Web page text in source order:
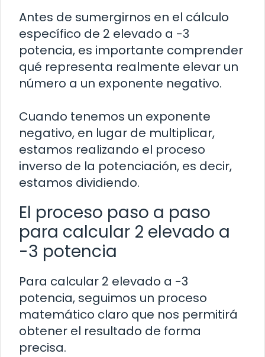
Antes de sumergirnos en el cálculo
específico de 2 elevado a -3
potencia, es importante comprender
qué representa realmente elevar un
número a un exponente negativo.
Cuando tenemos un exponente
negativo, en lugar de multiplicar,
estamos realizando el proceso
inverso de la potenciación, es decir,
estamos dividiendo.
El proceso paso a paso
para calcular 2 elevado a
-3 potencia
Para calcular 2 elevado a -3
potencia, seguimos un proceso
matemático claro que nos permitirá
obtener el resultado de forma
precisa.